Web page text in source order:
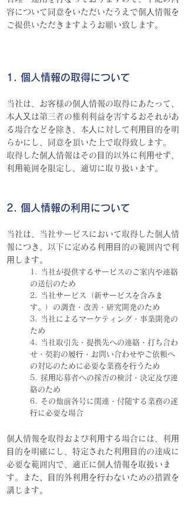
容について同意をいただいたうえで個⼈情報を
ご提供いただきますようお願い致します。
1. 個人情報の取得について
当社は、お客様の個⼈情報の取得にあたって、
本⼈⼜は第三者の権利利益を害するおそれがあ
る場合などを除き、本⼈に対して利⽤⽬的を明
らかにし、同意を頂いた上で取得致します。
取得した個⼈情報はその⽬的以外に利⽤せず、
利⽤範囲を限定し、適切に取り扱います。
2. 個人情報の利用について
当社は、当社サービスにおいて取得した個⼈情
報につき、以下に定める利⽤⽬的の範囲内で利
⽤します。
1. 当社が提供するサービスのご案内や連絡
の送信のため
2. 当社サービス（新サービスを含みま
す。）の調査・改善・研究開発のため
3. 当社によるマーケティング・事業開発の
ため
4. 当社取引先・提携先への連絡・打ち合わ
せ・契約の履⾏・お問い合わせやご依頼へ
の対応のために必要な業務を⾏うため
5. 採⽤応募者への採否の検討・決定及び連
絡のため
6. その他前各号に関連・付随する業務の遂
⾏に必要な場合
個⼈情報を取得および利⽤する場合には、利⽤
⽬的を明確にし、特定された利⽤⽬的の達成に
必要な範囲内で、適正に個⼈情報を取扱いま
す。また、⽬的外利⽤を⾏わないための措置を
講じます。